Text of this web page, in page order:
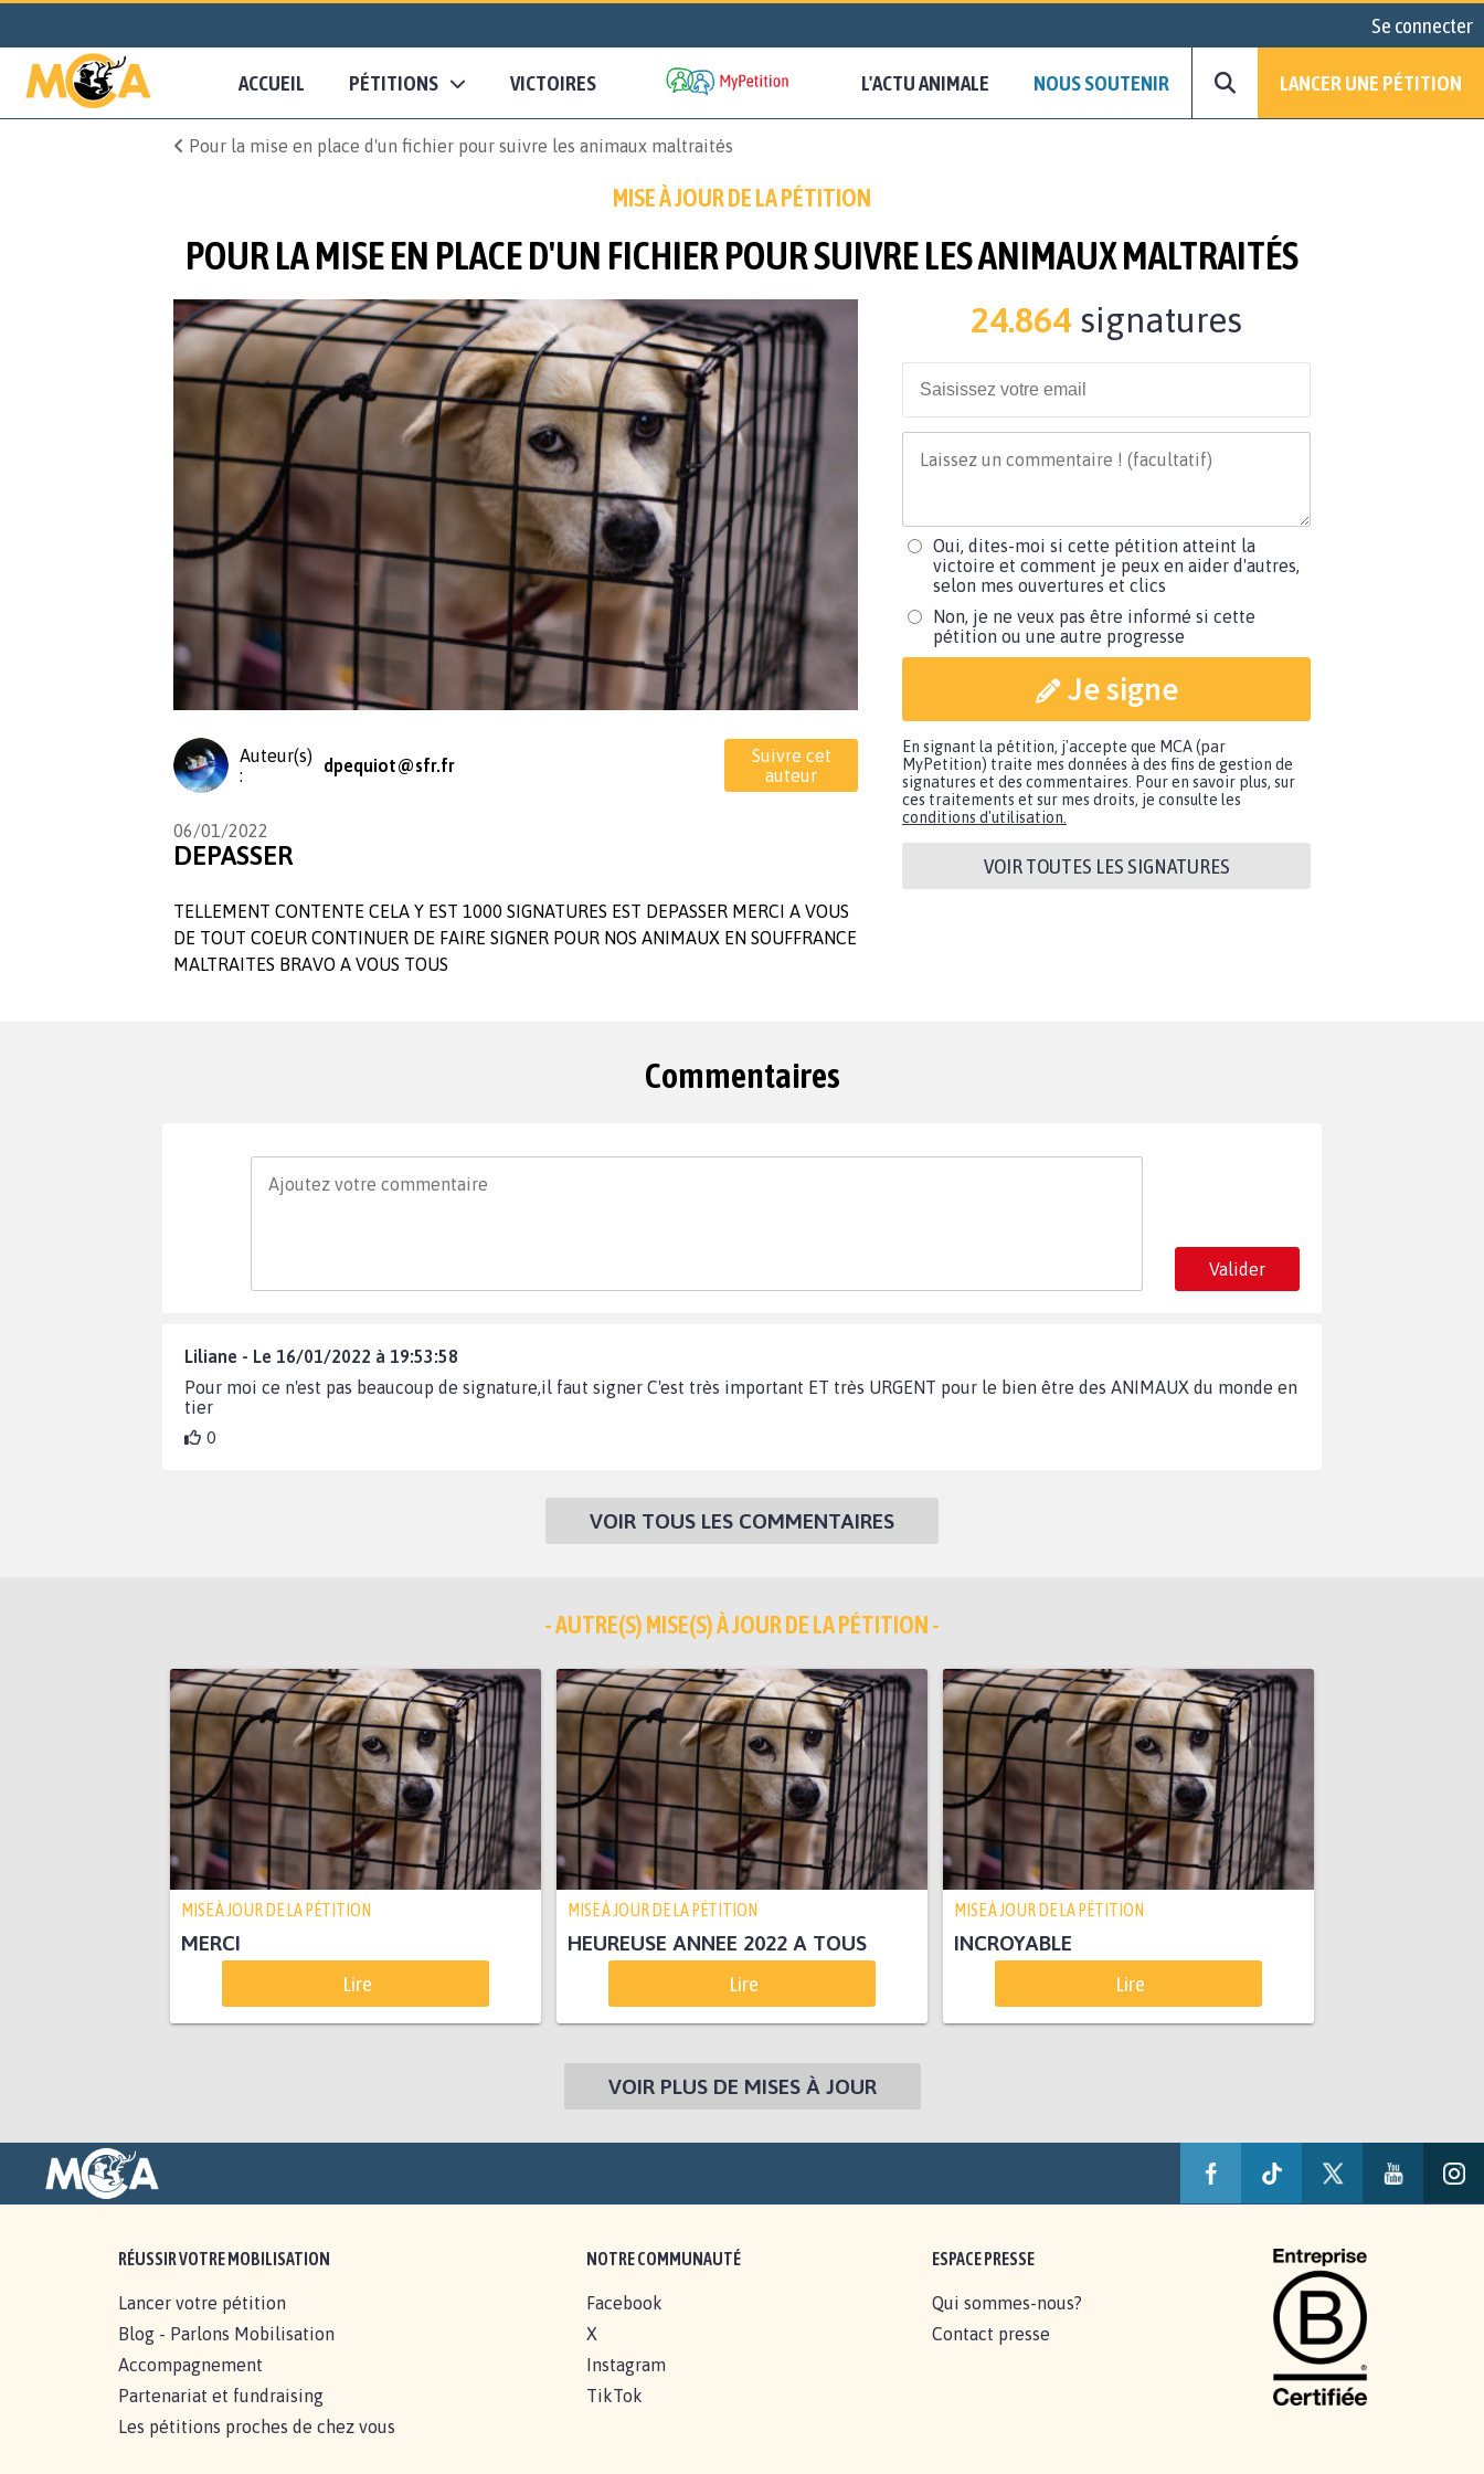
Se connecter
ACCUEIL PÉTITIONS VICTOIRES L'ACTU ANIMALE NOUS SOUTENIR LANCER UNE PÉTITION
Pour la mise en place d'un fichier pour suivre les animaux maltraités
MISE À JOUR DE LA PÉTITION
POUR LA MISE EN PLACE D'UN FICHIER POUR SUIVRE LES ANIMAUX MALTRAITÉS
Auteur(s)
:
dpequiot@sfr.fr
Suivre cet
auteur
06/01/2022
DEPASSER
TELLEMENT CONTENTE CELA Y EST 1000 SIGNATURES EST DEPASSER MERCI A VOUS
DE TOUT COEUR CONTINUER DE FAIRE SIGNER POUR NOS ANIMAUX EN SOUFFRANCE
MALTRAITES BRAVO A VOUS TOUS
24.864 signatures
Oui, dites-moi si cette pétition atteint la
victoire et comment je peux en aider d'autres,
selon mes ouvertures et clics
Non, je ne veux pas être informé si cette
pétition ou une autre progresse
Je signe
En signant la pétition, j'accepte que MCA (par
MyPetition) traite mes données à des fins de gestion de
signatures et des commentaires. Pour en savoir plus, sur
ces traitements et sur mes droits, je consulte les
conditions d'utilisation.
VOIR TOUTES LES SIGNATURES
Commentaires
Valider
Liliane - Le 16/01/2022 à 19:53:58
Pour moi ce n'est pas beaucoup de signature,il faut signer C'est très important ET très URGENT pour le bien être des ANIMAUX du monde en
tier
0
VOIR TOUS LES COMMENTAIRES
- AUTRE(S) MISE(S) À JOUR DE LA PÉTITION -
MISE À JOUR DE LA PÉTITION
MERCI
Lire
MISE À JOUR DE LA PÉTITION
HEUREUSE ANNEE 2022 A TOUS
Lire
MISE À JOUR DE LA PÉTITION
INCROYABLE
Lire
VOIR PLUS DE MISES À JOUR
RÉUSSIR VOTRE MOBILISATION
Lancer votre pétition
Blog - Parlons Mobilisation
Accompagnement
Partenariat et fundraising
Les pétitions proches de chez vous
NOTRE COMMUNAUTÉ
Facebook
X
Instagram
TikTok
ESPACE PRESSE
Qui sommes-nous?
Contact presse